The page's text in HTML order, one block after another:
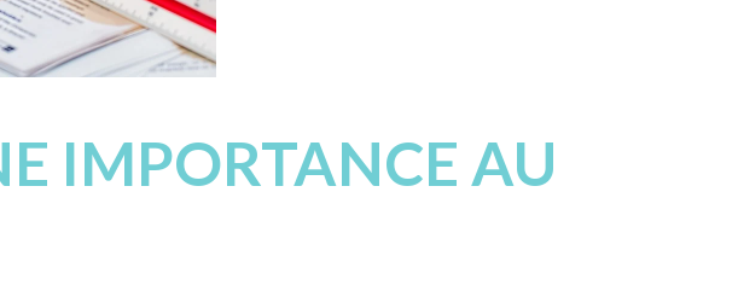
IMPORTANCE AU